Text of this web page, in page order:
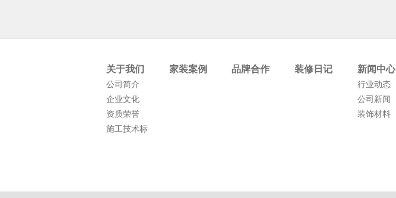
关于我们
公司简介
企业文化
资质荣誉
施工技术标
家装案例 品牌合作 装修日记 新闻中心
行业动态
公司新闻
装饰材料